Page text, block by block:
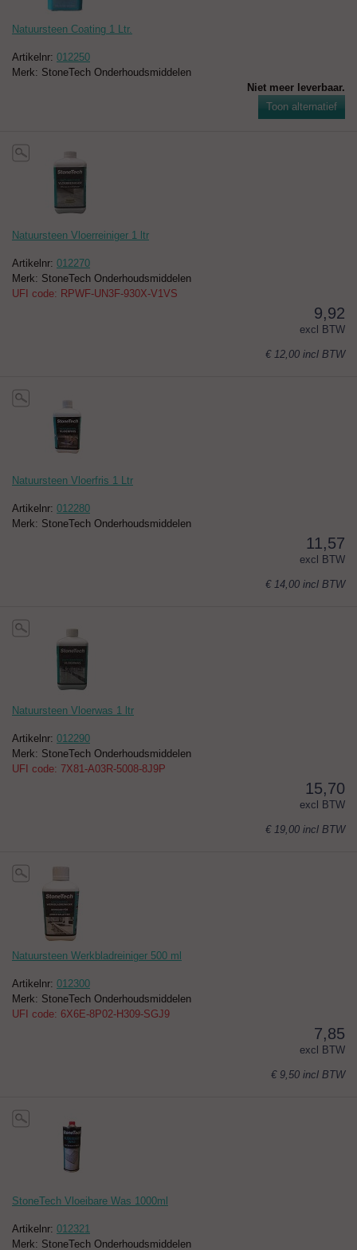
Natuursteen Coating 1 Ltr.
Artikelnr: 012250
Merk: StoneTech Onderhoudsmiddelen
Niet meer leverbaar.
Toon alternatief
Natuursteen Vloerreiniger 1 ltr
Artikelnr: 012270
Merk: StoneTech Onderhoudsmiddelen
UFI code: RPWF-UN3F-930X-V1VS
9,92
excl BTW
€ 12,00 incl BTW
Natuursteen Vloerfris 1 Ltr
Artikelnr: 012280
Merk: StoneTech Onderhoudsmiddelen
11,57
excl BTW
€ 14,00 incl BTW
Natuursteen Vloerwas 1 ltr
Artikelnr: 012290
Merk: StoneTech Onderhoudsmiddelen
UFI code: 7X81-A03R-5008-8J9P
15,70
excl BTW
€ 19,00 incl BTW
Natuursteen Werkbladreiniger 500 ml
Artikelnr: 012300
Merk: StoneTech Onderhoudsmiddelen
UFI code: 6X6E-8P02-H309-SGJ9
7,85
excl BTW
€ 9,50 incl BTW
StoneTech Vloeibare Was 1000ml
Artikelnr: 012321
Merk: StoneTech Onderhoudsmiddelen